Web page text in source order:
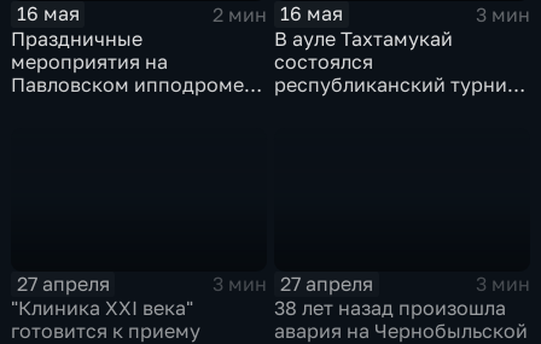
16 мая
2 мин
Праздничные
мероприятия на
Павловском ипподроме
16 мая
3 мин
В ауле Тахтамукай
состоялся
республиканский турнир
27 апреля
3 мин
"Клиника XXI века"
готовится к приему
27 апреля
3 мин
38 лет назад произошла
авария на Чернобыльской